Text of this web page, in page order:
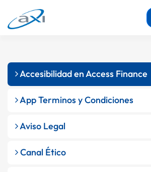
Accesibilidad en Access Finance
App Terminos y Condiciones
Aviso Legal
Canal Ético